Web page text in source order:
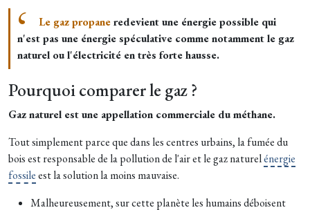
Le gaz propaneredevient une énergie possible qui
n'est pas une énergie spéculative comme notamment le gaz
naturel ou l'électricité en très forte hausse.
Pourquoi comparer le gaz ?
Gaz naturel est une appellation commerciale du méthane.
Tout simplement parce que dans les centres urbains, la fumée du
bois est responsable de la pollution de l'air et le gaz naturelénergie
fossileest la solution la moins mauvaise.
Malheureusement, sur cette planète les humains déboisent